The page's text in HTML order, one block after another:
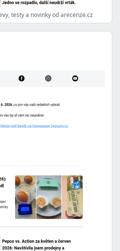
testy a novinky od arecenze.cz